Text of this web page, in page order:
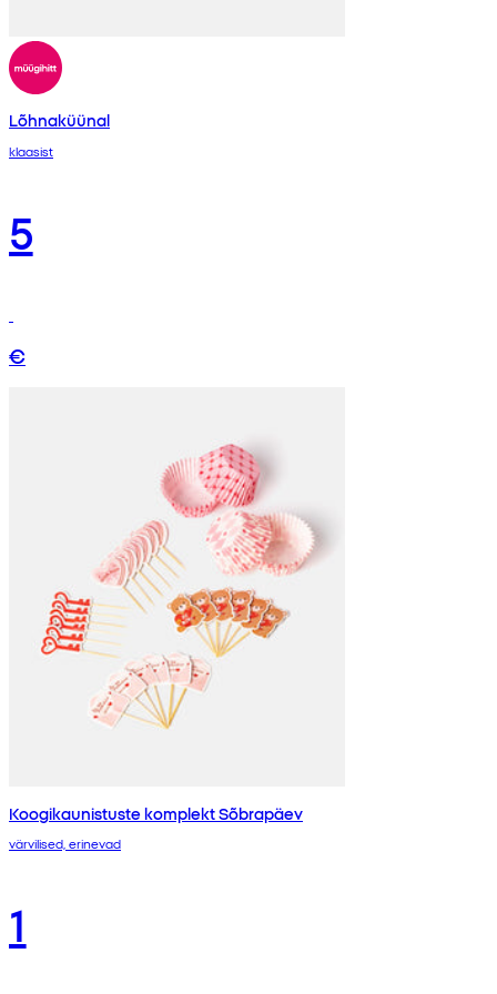
Lõhnaküünal
klaasist
5
€
Koogikaunistuste komplekt Sõbrapäev
värvilised, erinevad
1